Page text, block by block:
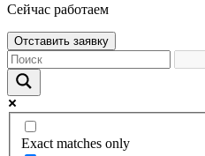
Сейчас работаем
Отставить заявку
Exact matches only